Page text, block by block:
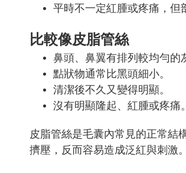
平時不一定紅腫或疼痛，但
比較像皮脂管絲
鼻頭、鼻翼有排列較均勻的
點狀物通常比黑頭細小。
清潔後不久又變得明顯。
沒有明顯隆起、紅腫或疼痛。
皮脂管絲是毛囊內常見的正常結
擠壓，反而容易造成泛紅與刺激。